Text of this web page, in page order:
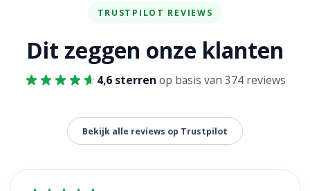
TRUSTPILOT REVIEWS
Dit zeggen onze klanten
4,6 sterren op basis van 374 reviews
Bekijk alle reviews op Trustpilot